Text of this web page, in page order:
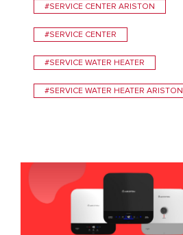
#SERVICE CENTER ARISTON
#SERVICE CENTER
#SERVICE WATER HEATER
#SERVICE WATER HEATER ARISTON